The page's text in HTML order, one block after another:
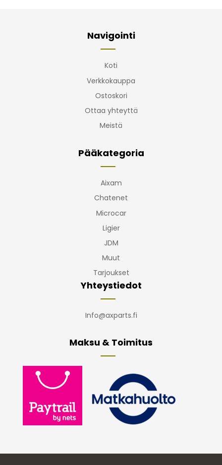
Navigointi
Koti
Verkkokauppa
Ostoskori
Ottaa yhteyttä
Meistä
Pääkategoria
Aixam
Chatenet
Microcar
Ligier
JDM
Muut
Tarjoukset
Yhteystiedot
Info@axparts.fi
Maksu & Toimitus